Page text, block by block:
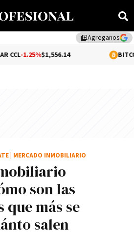
library_addAgreganos
$1,556.14 0.25%
son las
más se
salen
MERCADO INMOBILIARIO